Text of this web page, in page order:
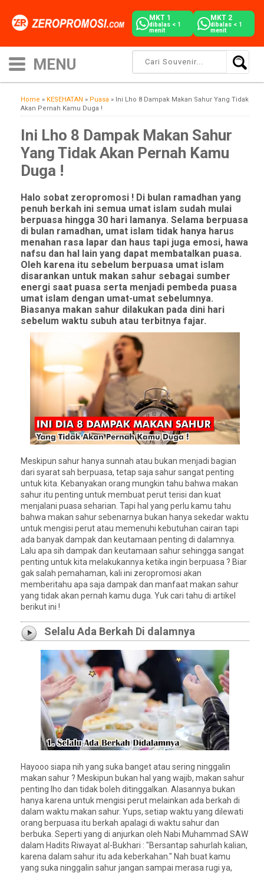
MKT 1
dibalas < 1
menit
MKT 2
dibalas < 1
menit
Home » KESEHATAN » Puasa » Ini Lho 8 Dampak Makan Sahur Yang Tidak
Akan Pernah Kamu Duga !
Ini Lho 8 Dampak Makan Sahur
Yang Tidak Akan Pernah Kamu
Duga !
Halo sobat zeropromosi ! Di bulan ramadhan yang
penuh berkah ini semua umat islam sudah mulai
berpuasa hingga 30 hari lamanya. Selama berpuasa
di bulan ramadhan, umat islam tidak hanya harus
menahan rasa lapar dan haus tapi juga emosi, hawa
nafsu dan hal lain yang dapat membatalkan puasa.
Oleh karena itu sebelum berpuasa umat islam
disarankan untuk makan sahur sebagai sumber
energi saat puasa serta menjadi pembeda puasa
umat islam dengan umat-umat sebelumnya.
Biasanya makan sahur dilakukan pada dini hari
sebelum waktu subuh atau terbitnya fajar.
Meskipun sahur hanya sunnah atau bukan menjadi bagian
dari syarat sah berpuasa, tetap saja sahur sangat penting
untuk kita. Kebanyakan orang mungkin tahu bahwa makan
sahur itu penting untuk membuat perut terisi dan kuat
menjalani puasa seharian. Tapi hal yang perlu kamu tahu
bahwa makan sahur sebenarnya bukan hanya sekedar waktu
untuk mengisi perut atau memenuhi kebutuhan cairan tapi
ada banyak dampak dan keutamaan penting di dalamnya.
Lalu apa sih dampak dan keutamaan sahur sehingga sangat
penting untuk kita melakukannya ketika ingin berpuasa ? Biar
gak salah pemahaman, kali ini zeropromosi akan
memberitahu apa saja dampak dan manfaat makan sahur
yang tidak akan pernah kamu duga. Yuk cari tahu di artikel
berikut ini !
Selalu Ada Berkah Di dalamnya
Hayooo siapa nih yang suka banget atau sering ninggalin
makan sahur ? Meskipun bukan hal yang wajib, makan sahur
penting lho dan tidak boleh ditinggalkan. Alasannya bukan
hanya karena untuk mengisi perut melainkan ada berkah di
dalam waktu makan sahur. Yups, setiap waktu yang dilewati
orang berpuasa itu berkah apalagi di waktu sahur dan
berbuka. Seperti yang di anjurkan oleh Nabi Muhammad SAW
dalam Hadits Riwayat al-Bukhari : "Bersantap sahurlah kalian,
karena dalam sahur itu ada keberkahan." Nah buat kamu
yang suka ninggalin sahur jangan sampai merasa rugi ya,